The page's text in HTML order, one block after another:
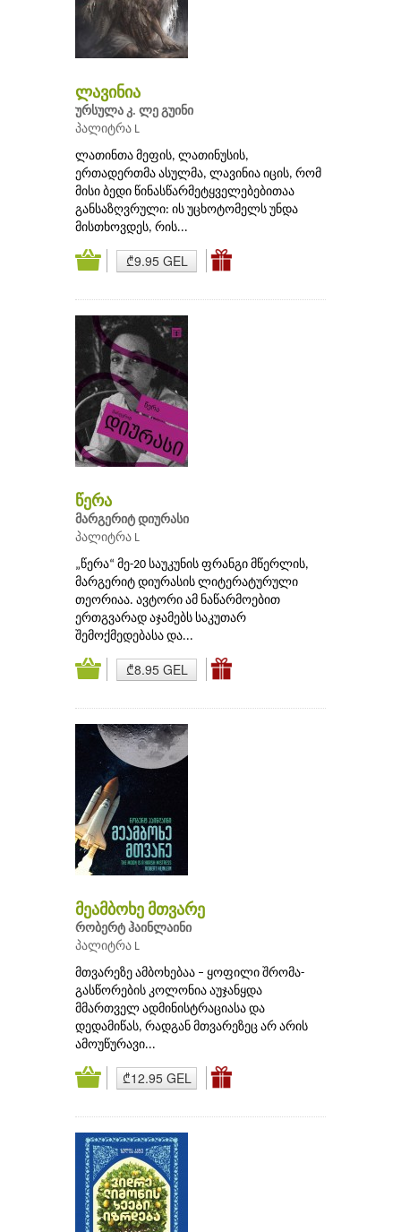
ლავინია
ურსულა კ. ლე გუინი
პალიტრა L
ლათინთა მეფის, ლათინუსის,
ერთადერთმა ასულმა, ლავინია იცის, რომ
მისი ბედი წინასწარმეტყველებებითაა
განსაზღვრული: ის უცხოტომელს უნდა
მისთხოვდეს, რის...
₾9.95 GEL
წერა
მარგერიტ დიურასი
პალიტრა L
„წერა“ მე-20 საუკუნის ფრანგი მწერლის,
მარგერიტ დიურასის ლიტერატურული
თეორიაა. ავტორი ამ ნაწარმოებით
ერთგვარად აჯამებს საკუთარ
შემოქმედებასა და...
₾8.95 GEL
მეამბოხე მთვარე
რობერტ ჰაინლაინი
პალიტრა L
მთვარეზე ამბოხებაა – ყოფილი შრომა-
გასწორების კოლონია აუჯანყდა
მმართველ ადმინისტრაციასა და
დედამიწას, რადგან მთვარეზეც არ არის
ამოუწურავი...
₾12.95 GEL